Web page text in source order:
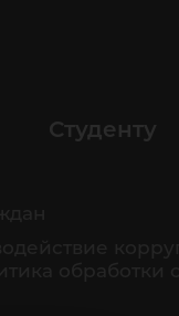
Студенту